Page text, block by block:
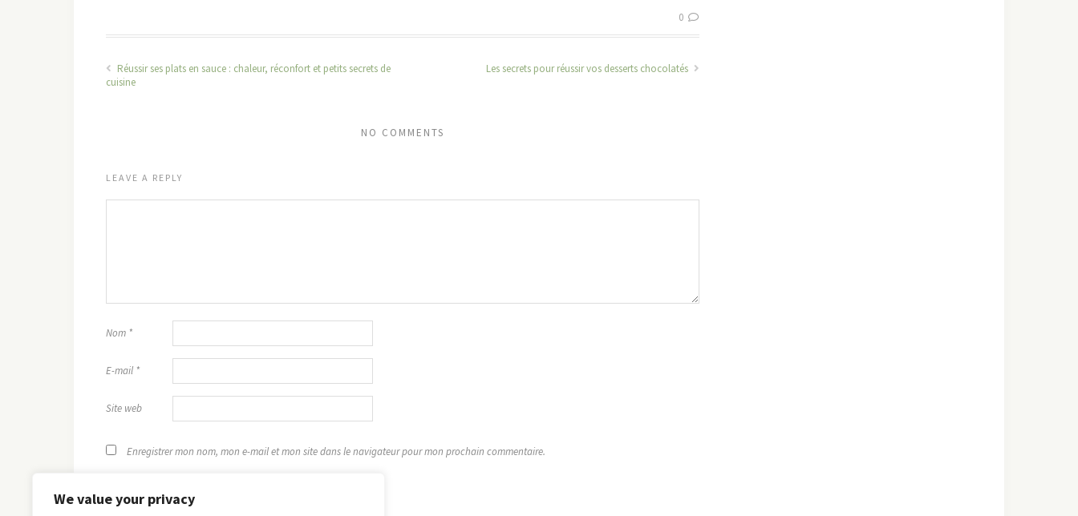
We value your privacy
0
Réussir ses plats en sauce : chaleur, réconfort et petits secrets de
cuisine
Les secrets pour réussir vos desserts chocolatés
NO COMMENTS
LEAVE A REPLY
Nom *
E-mail *
Site web
Enregistrer mon nom, mon e-mail et mon site dans le navigateur pour mon prochain commentaire.